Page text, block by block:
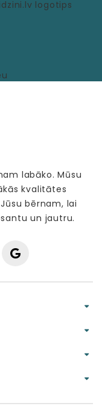
labāko. Mūsu
kvalitātes
bērnam, lai
un jautru.